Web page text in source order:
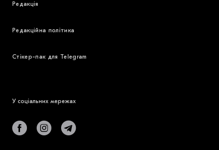
Редакція
Редакційна політика
Стікер-пак для Telegram
У соціальних мережах